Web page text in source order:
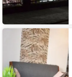
Апартаменты